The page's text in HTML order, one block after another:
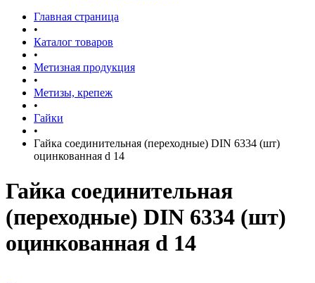
Главная страница
•
Каталог товаров
•
Метизная продукция
•
Метизы, крепеж
•
Гайки
•
Гайка соединительная (переходные) DIN 6334 (шт)
оцинкованная d 14
Гайка соединительная
(переходные) DIN 6334 (шт)
оцинкованная d 14